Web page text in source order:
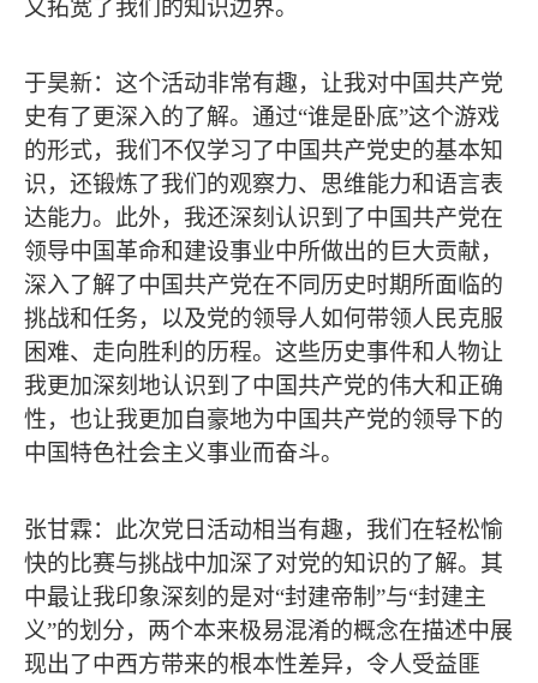
又拓宽了我们的知识边界。
于昊新：这个活动非常有趣，让我对中国共产党
史有了更深入的了解。通过“谁是卧底”这个游戏
的形式，我们不仅学习了中国共产党史的基本知
识，还锻炼了我们的观察力、思维能力和语言表
达能力。此外，我还深刻认识到了中国共产党在
领导中国革命和建设事业中所做出的巨大贡献，
深入了解了中国共产党在不同历史时期所面临的
挑战和任务，以及党的领导人如何带领人民克服
困难、走向胜利的历程。这些历史事件和人物让
我更加深刻地认识到了中国共产党的伟大和正确
性，也让我更加自豪地为中国共产党的领导下的
中国特色社会主义事业而奋斗。
张甘霖：此次党日活动相当有趣，我们在轻松愉
快的比赛与挑战中加深了对党的知识的了解。其
中最让我印象深刻的是对“封建帝制”与“封建主
义”的划分，两个本来极易混淆的概念在描述中展
现出了中西方带来的根本性差异，令人受益匪